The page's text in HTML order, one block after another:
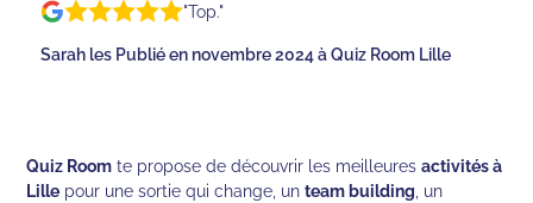
"Top."
Sarah les Publié en novembre 2024 à Quiz Room Lille
Quiz Room te propose de découvrir les meilleuresactivités à
Lille pour une sortie qui change, unteam building , un